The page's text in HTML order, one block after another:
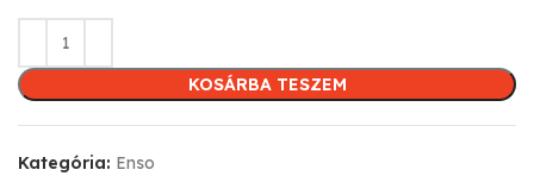
KOSÁRBA TESZEM
Kategória: Enso